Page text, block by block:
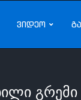
ვიდეო
გრემი